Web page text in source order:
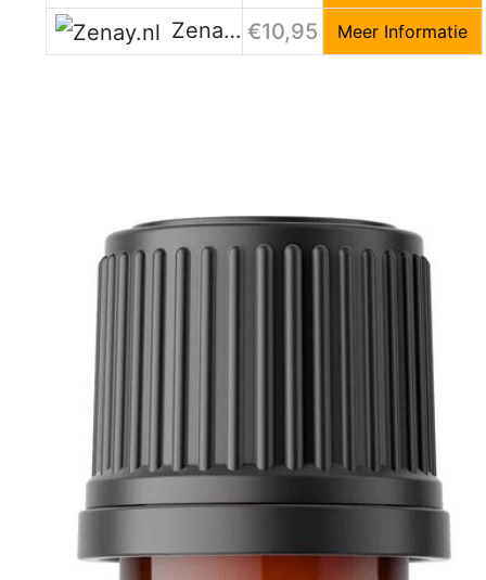
Zenay.nl €10,95 Meer Informatie